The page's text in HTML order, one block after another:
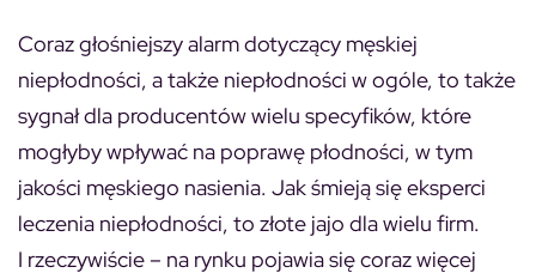
Coraz głośniejszy alarm dotyczący męskiej
niepłodności, a także niepłodności w ogóle, to także
sygnał dla producentów wielu specyfików, które
mogłyby wpływać na poprawę płodności, w tym
jakości męskiego nasienia. Jak śmieją się eksperci
leczenia niepłodności, to złote jajo dla wielu firm.
I rzeczywiście – na rynku pojawia się coraz więcej